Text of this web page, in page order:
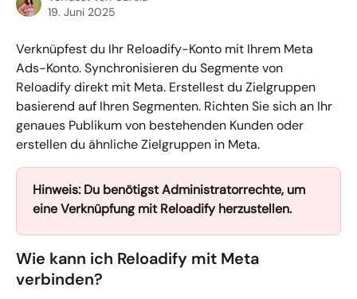
19. Juni 2025
Verknüpfest du Ihr Reloadify-Konto mit Ihrem Meta
Ads-Konto. Synchronisieren du Segmente von
Reloadify direkt mit Meta. Erstellest du Zielgruppen
basierend auf Ihren Segmenten. Richten Sie sich an Ihr
genaues Publikum von bestehenden Kunden oder
erstellen du ähnliche Zielgruppen in Meta.
Hinweis: Du benötigst Administratorrechte, um
eine Verknüpfung mit Reloadify herzustellen.
Wie kann ich Reloadify mit Meta
verbinden?